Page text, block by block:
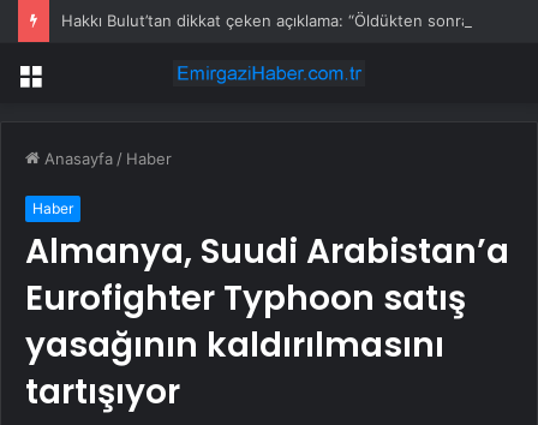
Menü
Anasayfa / Haber
Haber
Almanya, Suudi Arabistan’a
Eurofighter Typhoon satış
yasağının kaldırılmasını
tartışıyor